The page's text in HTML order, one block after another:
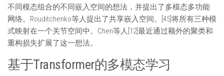
不同模态组合的不同嵌入空间的想法，并提出了多模态多功能
网络。Rouditchenko等人提出了共享嵌入空间。[45]将所有三种模
式映射在一个关节空间中。Chen等人[12]最近通过额外的聚类和
重构损失扩展了这一想法。
基于Transformer的多模态学习